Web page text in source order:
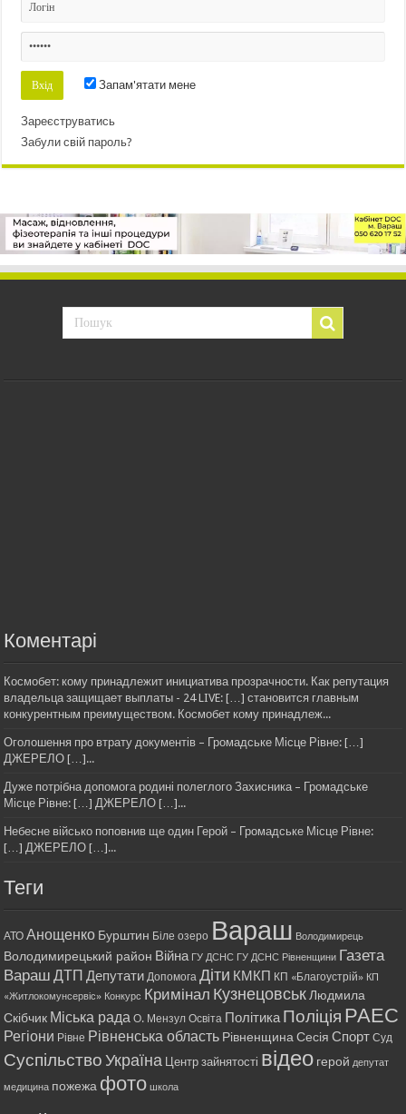
Запам'ятати мене
Зареєструватись
Забули свій пароль?
Коментарі
Космобет: кому принадлежит инициатива прозрачности. Как репутация
владельца защищает выплаты - 24 LIVE: […] становится главным
конкурентным преимуществом. Космобет кому принадлеж...
Оголошення про втрату документів – Громадське Місце Рівне: […]
ДЖЕРЕЛО […]...
Дуже потрібна допомога родині полеглого Захисника – Громадське
Місце Рівне: […] ДЖЕРЕЛО […]...
Небесне військо поповнив ще один Герой – Громадське Місце Рівне:
[…] ДЖЕРЕЛО […]...
Теги
АТО Анощенко Бурштин Біле озеро Вараш Володимирець
Володимирецький район Війна ГУ ДСНС ГУ ДСНС Рівненщини Газета
Вараш ДТП Депутати Допомога Діти КМКП КП «Благоустрій» КП
«Житлокомунсервіс» Конкурс Кримінал Кузнецовськ Людмила
Скібчик Міська рада О. Мензул Освіта ПолітикаПоліція РАЕС
Регіони Рівне Рівненська область Рівненщина Сесія Спорт Суд
Суспільство Україна Центр зайнятості відео герой депутат
медицина пожежа фото школа